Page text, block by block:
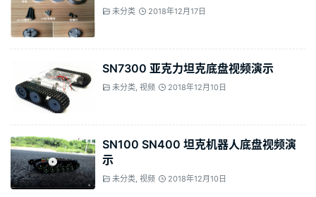
未分类 2018年12月17日
SN7300 亚克力坦克底盘视频演示
未分类, 视频 2018年12月10日
SN100 SN400 坦克机器人底盘视频演
示
未分类, 视频 2018年12月10日